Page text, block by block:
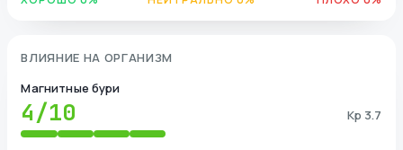
ВЛИЯНИЕ НА ОРГАНИЗМ
Магнитные бури
4/10 Kp 3.7